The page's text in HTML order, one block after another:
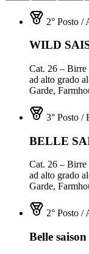
2° Posto /
WILD
Cat. 26 – Birre
ad alto grado
Garde,
3° Posto /
BELLE
Cat. 26 – Birre
ad alto grado
Garde,
2° Posto /
Belle saison